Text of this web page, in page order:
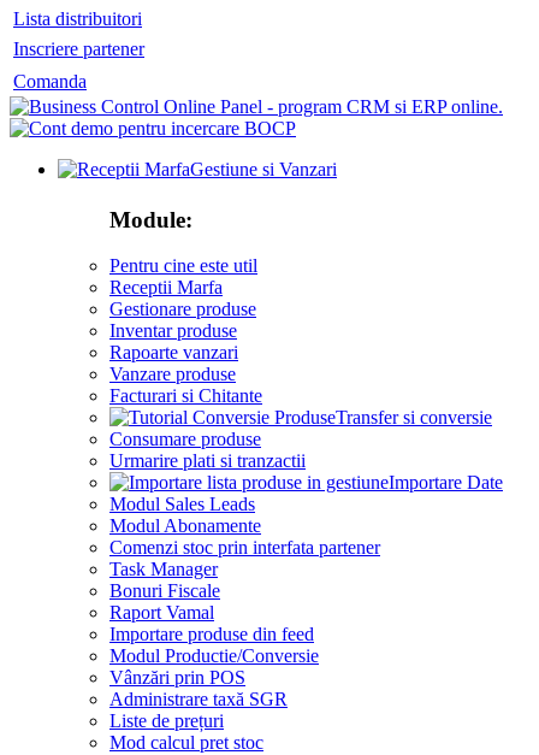
Lista distribuitori
Inscriere partener
Comanda
Gestiune si Vanzari
Module:
Pentru cine este util
Receptii Marfa
Gestionare produse
Inventar produse
Rapoarte vanzari
Vanzare produse
Facturari si Chitante
Transfer si conversie
Consumare produse
Urmarire plati si tranzactii
Importare Date
Modul Sales Leads
Modul Abonamente
Comenzi stoc prin interfata partener
Task Manager
Bonuri Fiscale
Raport Vamal
Importare produse din feed
Modul Productie/Conversie
Vânzări prin POS
Administrare taxă SGR
Liste de prețuri
Mod calcul pret stoc